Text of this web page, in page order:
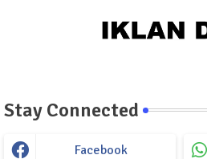
Stay Connected
Facebook